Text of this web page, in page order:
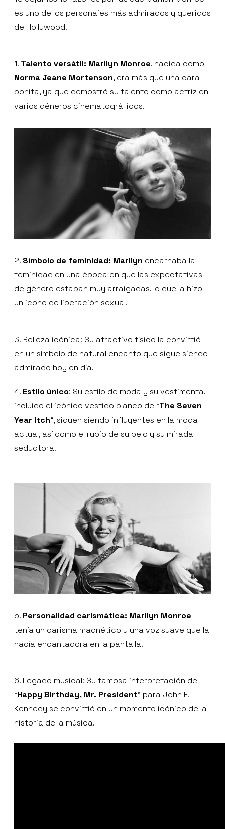
es uno de los personajes más admirados y queridos
de Hollywood.
1. Talento versátil: Marilyn Monroe, nacida como
Norma Jeane Mortenson, era más que una cara
bonita, ya que demostró su talento como actriz en
varios géneros cinematográficos.
2. Símbolo de feminidad: Marilyn encarnaba la
feminidad en una época en que las expectativas
de género estaban muy arraigadas, lo que la hizo
un icono de liberación sexual.
3. Belleza icónica: Su atractivo físico la convirtió
en un símbolo de natural encanto que sigue siendo
admirado hoy en día.
4. Estilo único: Su estilo de moda y su vestimenta,
incluido el icónico vestido blanco de “The Seven
Year Itch”, siguen siendo influyentes en la moda
actual, así como el rubio de su pelo y su mirada
seductora.
5. Personalidad carismática: Marilyn Monroe
tenía un carisma magnético y una voz suave que la
hacía encantadora en la pantalla.
6. Legado musical: Su famosa interpretación de
“Happy Birthday, Mr. President” para John F.
Kennedy se convirtió en un momento icónico de la
historia de la música.